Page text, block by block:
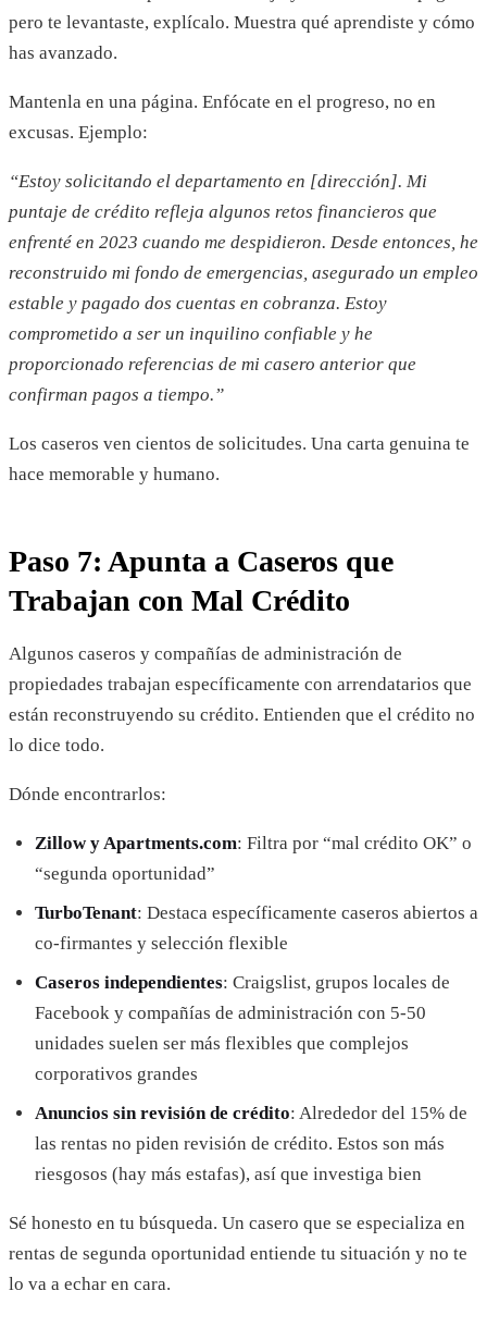
pero te levantaste, explícalo. Muestra qué aprendiste y cómo
has avanzado.
Mantenla en una página. Enfócate en el progreso, no en
excusas. Ejemplo:
“Estoy solicitando el departamento en [dirección]. Mi
puntaje de crédito refleja algunos retos financieros que
enfrenté en 2023 cuando me despidieron. Desde entonces, he
reconstruido mi fondo de emergencias, asegurado un empleo
estable y pagado dos cuentas en cobranza. Estoy
comprometido a ser un inquilino confiable y he
proporcionado referencias de mi casero anterior que
confirman pagos a tiempo.”
Los caseros ven cientos de solicitudes. Una carta genuina te
hace memorable y humano.
Paso 7: Apunta a Caseros que
Trabajan con Mal Crédito
Algunos caseros y compañías de administración de
propiedades trabajan específicamente con arrendatarios que
están reconstruyendo su crédito. Entienden que el crédito no
lo dice todo.
Dónde encontrarlos:
Zillow y Apartments.com: Filtra por “mal crédito OK” o
“segunda oportunidad”
TurboTenant: Destaca específicamente caseros abiertos a
co-firmantes y selección flexible
Caseros independientes: Craigslist, grupos locales de
Facebook y compañías de administración con 5-50
unidades suelen ser más flexibles que complejos
corporativos grandes
Anuncios sin revisión de crédito: Alrededor del 15% de
las rentas no piden revisión de crédito. Estos son más
riesgosos (hay más estafas), así que investiga bien
Sé honesto en tu búsqueda. Un casero que se especializa en
rentas de segunda oportunidad entiende tu situación y no te
lo va a echar en cara.